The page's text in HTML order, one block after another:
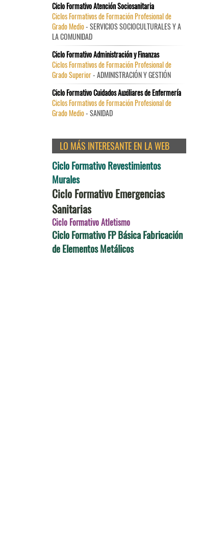
Ciclo Formativo Atención Sociosanitaria
Ciclos Formativos de Formación Profesional de
Grado Medio- SERVICIOS SOCIOCULTURALES Y A
LA COMUNIDAD
Ciclo Formativo Administración y Finanzas
Ciclos Formativos de Formación Profesional de
Grado Superior- ADMINISTRACIÓN Y GESTIÓN
Ciclo Formativo Cuidados Auxiliares de Enfermería
Ciclos Formativos de Formación Profesional de
Grado Medio- SANIDAD
LO MÁS INTERESANTE EN LA WEB
Ciclo Formativo Revestimientos
Murales
Ciclo Formativo Emergencias
Sanitarias
Ciclo Formativo Atletismo
Ciclo Formativo FP Básica Fabricación
de Elementos Metálicos